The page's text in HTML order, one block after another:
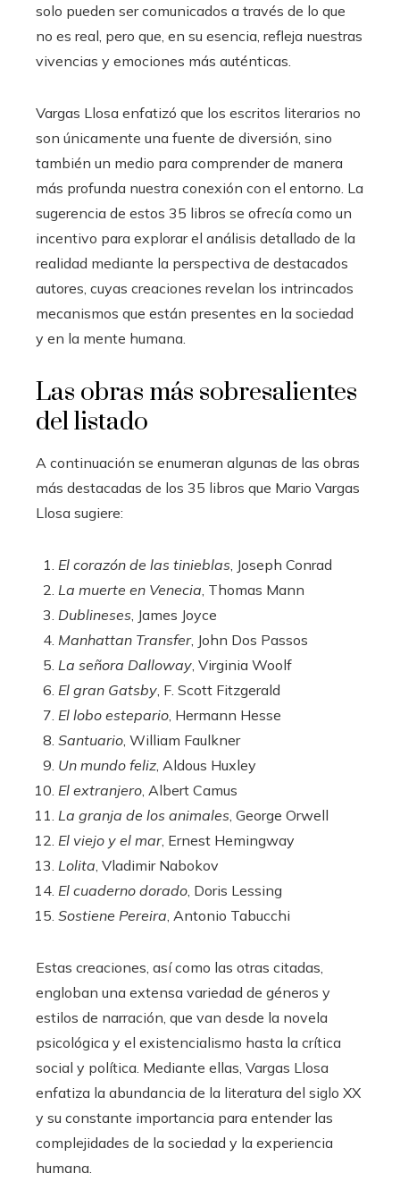
solo pueden ser comunicados a través de lo que
no es real, pero que, en su esencia, refleja nuestras
vivencias y emociones más auténticas.
Vargas Llosa enfatizó que los escritos literarios no
son únicamente una fuente de diversión, sino
también un medio para comprender de manera
más profunda nuestra conexión con el entorno. La
sugerencia de estos 35 libros se ofrecía como un
incentivo para explorar el análisis detallado de la
realidad mediante la perspectiva de destacados
autores, cuyas creaciones revelan los intrincados
mecanismos que están presentes en la sociedad
y en la mente humana.
Las obras más sobresalientes
del listado
A continuación se enumeran algunas de las obras
más destacadas de los 35 libros que Mario Vargas
Llosa sugiere:
El corazón de las tinieblas , Joseph Conrad
La muerte en Venecia , Thomas Mann
Dublineses , James Joyce
Manhattan Transfer, John Dos Passos
La señora Dalloway , Virginia Woolf
El gran Gatsby , F. Scott Fitzgerald
El lobo estepario , Hermann Hesse
Santuario , William Faulkner
Un mundo feliz , Aldous Huxley
El extranjero , Albert Camus
La granja de los animales , George Orwell
El viejo y el mar, Ernest Hemingway
Lolita , Vladimir Nabokov
El cuaderno dorado , Doris Lessing
Sostiene Pereira , Antonio Tabucchi
Estas creaciones, así como las otras citadas,
engloban una extensa variedad de géneros y
estilos de narración, que van desde la novela
psicológica y el existencialismo hasta la crítica
social y política. Mediante ellas, Vargas Llosa
enfatiza la abundancia de la literatura del siglo XX
y su constante importancia para entender las
complejidades de la sociedad y la experiencia
humana.